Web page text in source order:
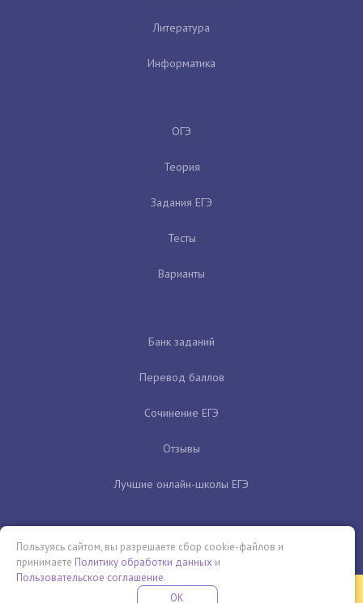
Литература
Информатика
ОГЭ
Теория
Задания ЕГЭ
Тесты
Варианты
Банк заданий
Перевод баллов
Сочинение ЕГЭ
Отзывы
Лучшие онлайн-школы ЕГЭ
Бесплатная летняя школа
Пользуясь сайтом, вы разрешаете сбор cookie-файлов и
принимаете Политику обработки данных и
Пользовательское соглашение.
OK